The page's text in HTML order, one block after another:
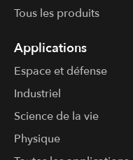
Tous les produits
Applications
Espace et défense
Industriel
Science de la vie
Physique